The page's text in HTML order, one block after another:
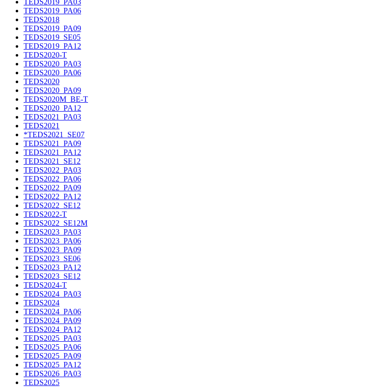
TEDS2019_PA06
TEDS2018
TEDS2019_PA09
TEDS2019_SE05
TEDS2019_PA12
TEDS2020-T
TEDS2020_PA03
TEDS2020_PA06
TEDS2020
TEDS2020_PA09
TEDS2020M_BE-T
TEDS2020_PA12
TEDS2021_PA03
TEDS2021
*TEDS2021_SE07
TEDS2021_PA09
TEDS2021_PA12
TEDS2021_SE12
TEDS2022_PA03
TEDS2022_PA06
TEDS2022_PA09
TEDS2022_PA12
TEDS2022_SE12
TEDS2022-T
TEDS2022_SE12M
TEDS2023_PA03
TEDS2023_PA06
TEDS2023_PA09
TEDS2023_SE06
TEDS2023_PA12
TEDS2023_SE12
TEDS2024-T
TEDS2024_PA03
TEDS2024
TEDS2024_PA06
TEDS2024_PA09
TEDS2024_PA12
TEDS2025_PA03
TEDS2025_PA06
TEDS2025_PA09
TEDS2025_PA12
TEDS2026_PA03
TEDS2025